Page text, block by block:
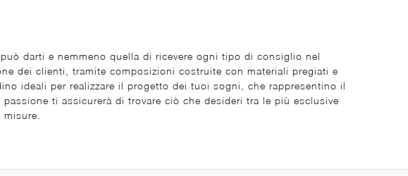
può darti e nemmeno quella di ricevere ogni tipo di consiglio nel
dei clienti, tramite composizioni costruite con materiali pregiati e
ideali per realizzare il progetto dei tuoi sogni, che rappresentino il
ti assicurerà di trovare ciò che desideri tra le più esclusive